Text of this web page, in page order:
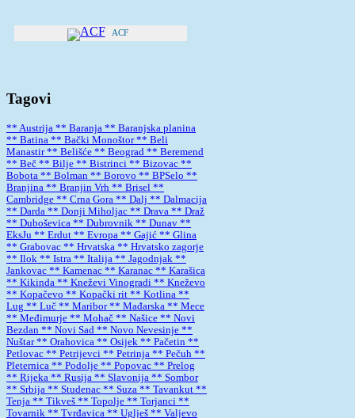
ACF
Tagovi
** Austrija ** Baranja ** Baranjska planina
** Batina ** Bački Monoštor** Beli
Manastir** Belišće ** Beograd ** Beremend
** Beč ** Bilje ** Bistrinci ** Bizovac **
Bobota ** Bolman ** Borovo ** BPSelo **
Branjina ** Branjin Vrh ** Brisel **
Cambridge ** Crna Gora ** Dalj ** Dalmacija
** Darda ** Donji Miholjac ** Drava ** Draž
** Duboševica ** Dubrovnik ** Dunav **
EksJu ** Erdut ** Evropa ** Gajić ** Glina
** Grabovac ** Hrvatska ** Hrvatsko zagorje
** Ilok ** Istra ** Italija ** Jagodnjak **
Jankovac ** Kamenac ** Karanac ** Karašica
** Kikinda ** Kneževi Vinogradi ** Kneževo
** Kopačevo ** Kopački rit ** Kotlina **
Lug ** Luč ** Maribor** Mađarska ** Mece
** Međimurje ** Mohač ** Našice ** Novi
Bezdan ** Novi Sad ** Novo Nevesinje **
Nuštar** Orahovica ** Osijek ** Pačetin **
Petlovac ** Petrijevci ** Petrinja ** Pečuh **
Pleternica ** Podolje ** Popovac ** Prelog
** Rijeka ** Rusija ** Slavonija ** Sombor
** Srbija ** Studenac ** Suza ** Tavankut **
Tenja ** Tikveš ** Topolje ** Torjanci **
Tovarnik ** Tvrđavica ** Uglješ ** Valjevo